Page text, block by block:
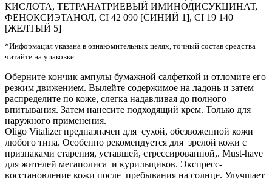
КИСЛОТА, ТЕТРАНАТРИЕВЫЙ ИМИНОДИСУКЦИНАТ,
ФЕНОКСИЭТАНОЛ, CI 42 090 [СИНИЙ 1], CI 19 140
[ЖЕЛТЫЙ 5]
*Информация указана в ознакомительных целях, точный состав средства
читайте на упаковке.
Оберните кончик ампулы бумажной салфеткой и отломите его
резким движением. Вылейте содержимое на ладонь и затем
распределите по коже, слегка надавливая до полного
впитывания. Затем нанесите подходящий крем. Только для
наружного применения.
Oligo Vitalizer предназначен для сухой, обезвоженной кожи
любого типа. Особенно рекомендуется для зрелой кожи с
признаками старения, уставшей, стрессированной,. Must-have
для жителей мегаполиса и курильщиков. Экспресс-
восстановление кожи после пребывания на солнце. Улучшает